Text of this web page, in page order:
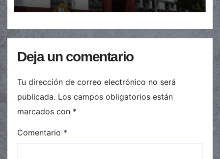
Deja un comentario
Tu dirección de correo electrónico no será
publicada. Los campos obligatorios están
marcados con *
Comentario *